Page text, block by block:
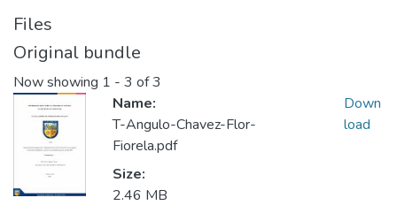
Files
Original bundle
Now showing 1 - 3 of 3
Name:
T-Angulo-Chavez-Flor-
Fiorela.pdf
Size:
2.46 MB
Down
load